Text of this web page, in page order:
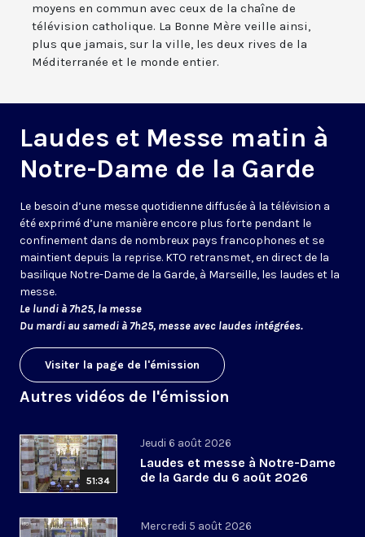
moyens en commun avec ceux de la chaîne de
télévision catholique. La Bonne Mère veille ainsi,
plus que jamais, sur la ville, les deux rives de la
Méditerranée et le monde entier.
Laudes et Messe matin à
Notre-Dame de la Garde
Le besoin d’une messe quotidienne diffusée à la télévision a
été exprimé d’une manière encore plus forte pendant le
confinement dans de nombreux pays francophones et se
maintient depuis la reprise. KTO retransmet, en direct de la
basilique Notre-Dame de la Garde, à Marseille, les laudes et la
messe.
Le lundi à 7h25, la messe
Du mardi au samedi à 7h25, messe avec laudes intégrées.
Visiter la page de l'émission
Autres vidéos de l'émission
51:34
Jeudi 6 août 2026
Laudes et messe à Notre-Dame
de la Garde du 6 août 2026
Mercredi 5 août 2026